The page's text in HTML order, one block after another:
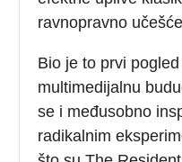
ravnopravno
Bio je to prvi
multimedijalnu
se i međusobno
radikalnim